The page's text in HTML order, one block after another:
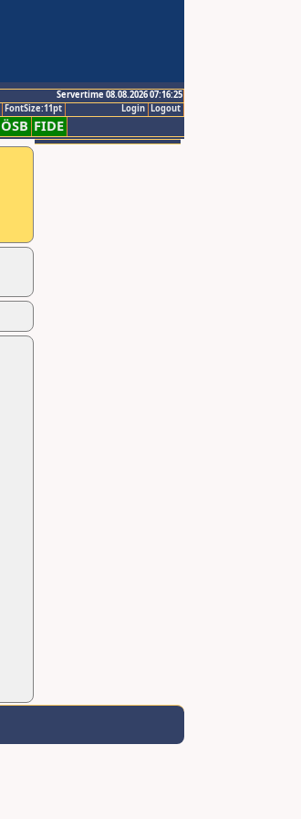
Servertime 08.08.2026 07:16:25
Logout
Login
FontSize:11pt
ÖSB FIDE